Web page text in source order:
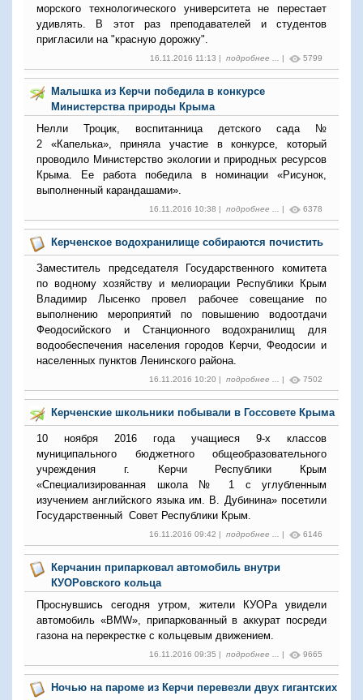
морского технологического университета не перестает
удивлять. В этот раз преподавателей и студентов
пригласили на "красную дорожку".
16.11.2016 11:13 | подробнее ... | 5799
Малышка из Керчи победила в конкурсе
Министерства природы Крыма
Нелли Троцик, воспитанница детского сада №
2 «Капелька», приняла участие в конкурсе, который
проводило Министерство экологии и природных ресурсов
Крыма. Ее работа победила в номинации «Рисунок,
выполненный карандашами».
16.11.2016 10:38 | подробнее ... | 6378
Керченское водохранилище собираются почистить
Заместитель председателя Государственного комитета
по водному хозяйству и мелиорации Республики Крым
Владимир Лысенко провел рабочее совещание по
выполнению мероприятий по повышению водоотдачи
Феодосийского и Станционного водохранилищ для
водообеспечения населения городов Керчи, Феодосии и
населенных пунктов Ленинского района.
16.11.2016 10:20 | подробнее ... | 7502
Керченские школьники побывали в Госсовете Крыма
10 ноября 2016 года учащиеся 9-х классов
муниципального бюджетного общеобразовательного
учреждения г. Керчи Республики Крым
«Специализированная школа № 1 с углубленным
изучением английского языка им. В. Дубинина» посетили
Государственный Совет Республики Крым.
16.11.2016 09:42 | подробнее ... | 6146
Керчанин припарковал автомобиль внутри
КУОРовского кольца
Проснувшись сегодня утром, жители КУОРа увидели
автомобиль «BMW», припаркованный в аккурат посреди
газона на перекрестке с кольцевым движением.
16.11.2016 09:35 | подробнее ... | 9665
Ночью на пароме из Керчи перевезли двух гигантских